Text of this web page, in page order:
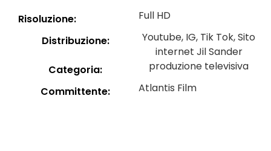
Risoluzione:
Full HD
Distribuzione:
Youtube, IG, Tik Tok, Sito
internet Jil Sander
Categoria:
produzione televisiva
Committente:
Atlantis Film